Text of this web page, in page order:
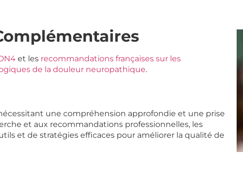
et les recommandations françaises sur les
de la douleur neuropathique.
une compréhension approfondie et une prise
et aux recommandations professionnelles, les
et de stratégies efficaces pour améliorer la qualité de